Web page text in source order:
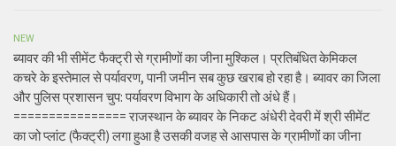
NEW
ब्यावर की भी सीमेंट फैक्ट्री से ग्रामीणों का जीना मुश्किल। प्रतिबंधित केमिकल
कचरे के इस्तेमाल से पर्यावरण, पानी जमीन सब कुछ खराब हो रहा है। ब्यावर का जिला
और पुलिस प्रशासन चुप: पर्यावरण विभाग के अधिकारी तो अंधे हैं।
================ राजस्थान के ब्यावर के निकट अंधेरी देवरी में श्री सीमेंट
का जो प्लांट (फैक्ट्री) लगा हुआ है उसकी वजह से आसपास के ग्रामीणों का जीना